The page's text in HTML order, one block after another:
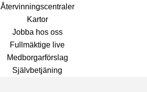
Återvinnings­centraler
Kartor
Jobba hos oss
Fullmäktige live
Medborgarförslag
Självbetjäning